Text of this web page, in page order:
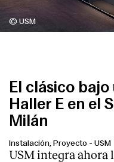
© USM
El clásico bajo
Haller E en el
Milán
Instalación, Proyecto - USM
USM integra ahora